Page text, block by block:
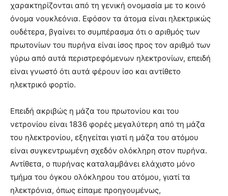
χαρακτηρίζονται από τη γενική ονομασία με το κοινό
όνομα νουκλεόνια. Εφόσον τα άτομα είναι ηλεκτρικώς
ουδέτερα, βγαίνει το συμπέρασμα ότι ο αριθμός των
πρωτονίων του πυρήνα είναι ίσος προς τον αριθμό των
γύρω από αυτά περιστρεφόμενων ηλεκτρονίων, επειδή
είναι γνωστό ότι αυτά φέρουν ίσο και αντίθετο
ηλεκτρικό φορτίο.
Επειδή ακριβώς η μάζα του πρωτονίου και του
νετρονίου είναι 1836 φορές μεγαλύτερη από τη μάζα
του ηλεκτρονίου, εξηγείται γιατί η μάζα του ατόμου
είναι συγκεντρωμένη σχεδόν ολόκληρη στον πυρήνα.
Αντίθετα, ο πυρήνας καταλαμβάνει ελάχιστο μόνο
τμήμα του όγκου ολόκληρου του ατόμου, γιατί τα
ηλεκτρόνια, όπως είπαμε προηγουμένως,